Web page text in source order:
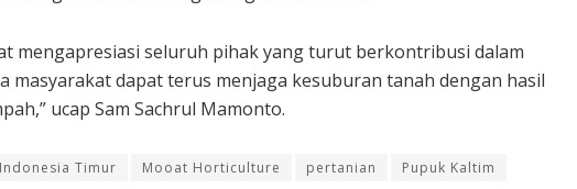
mengapresiasi seluruh pihak yang turut berkontribusi dalam
masyarakat dapat terus menjaga kesuburan tanah dengan hasil
ucap Sam Sachrul Mamonto.
Indonesia Timur Mooat Horticulture pertanian Pupuk Kaltim